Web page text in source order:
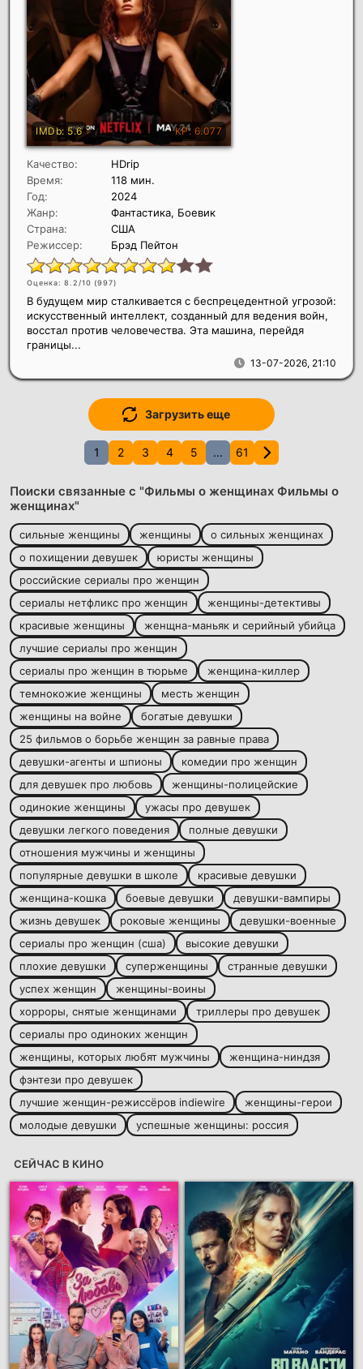
Качество:
HDrip
Время:
118 мин.
Год:
2024
Жанр:
Фантастика, Боевик
Страна:
США
Режиссер:
Брэд Пейтон
Оценка: 8.2/10 (997)
13-07-2026, 21:10
В будущем мир сталкивается с беспрецедентной угрозой:
искусственный интеллект, созданный для ведения войн,
восстал против человечества. Эта машина, перейдя
границы...
Загрузить еще
1 2 3 4 5 ... 61
Поиски связанные с "Фильмы о женщинах Фильмы о
женщинах"
сильные женщины женщины
о сильных женщинах
о похищении девушек
юристы женщины
российские сериалы про женщин
сериалы нетфликс про женщин
женщины-детективы
красивые женщины
женщна-маньяк и серийный убийца
лучшие сериалы про женщин
сериалы про женщин в тюрьме
женщина-киллер
темнокожие женщины
месть женщин
женщины на войне
богатые девушки
25 фильмов о борьбе женщин за равные права
девушки-агенты и шпионы
комедии про женщин
для девушек про любовь
женщины-полицейские
одинокие женщины
ужасы про девушек
девушки легкого поведения
полные девушки
отношения мужчины и женщины
популярные девушки в школе
красивые девушки
женщина-кошка
боевые девушки
девушки-вампиры
жизнь девушек
роковые женщины
девушки-военные
сериалы про женщин (сша)
высокие девушки
плохие девушки
суперженщины
странные девушки
успех женщин
женщины-воины
хорроры, снятые женщинами
триллеры про девушек
сериалы про одиноких женщин
женщины, которых любят мужчины
женщина-ниндзя
фэнтези про девушек
лучшие женщин-режиссёров indiewire
женщины-герои
молодые девушки
успешные женщины: россия
СЕЙЧАС В КИНО